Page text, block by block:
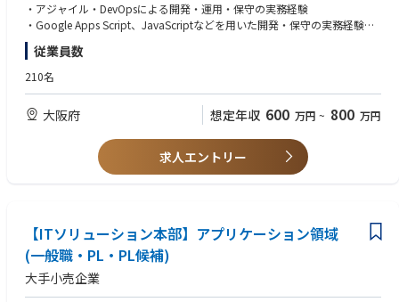
※必要な技術取得支援あり
・社内のDX推進に向けたアプリケーションの企画・設計・ベンダーマネジ
メント業務を担う
■仕事の魅力
安定したグループ基盤で整った職場環境
・関西圏で高いブランド力・規模を誇るグループの中枢で、潤沢な環境下
で働けます。
着けるチャンスがあります。
・アジャイル・DevOpsによる開発・運用・保守の実務経験
・Google Apps Script、JavaScriptなどを用いた開発・保守の実務経験
【歓迎（WANT）】
・小売業システムの設計・構築経験
・ベンダー認定資格
従業員数
210名
大阪府 想定年収 600 万円 ~ 800 万円
求人エントリー
【ITソリューション本部】アプリケーション領域
(一般職・PL・PL候補)
大手小売企業